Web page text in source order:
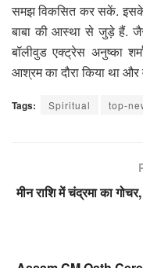
समझ विकसित कर सकें. इसके
बाबा की आस्था से जुड़े हैं.
बॉलीवुड एक्ट्रेस अनुष्का
आश्रम का दौरा किया था और
Tags: Spiritual top-
मीन राशि में चंद्रमा का